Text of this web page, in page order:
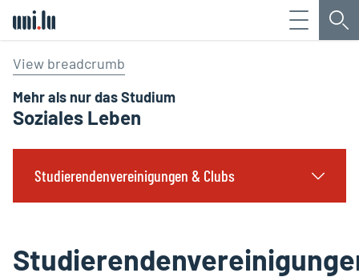
Menü
View breadcrumb
Mehr als nur das Studium
Soziales Leben
Studierendenvereinigungen & Clubs